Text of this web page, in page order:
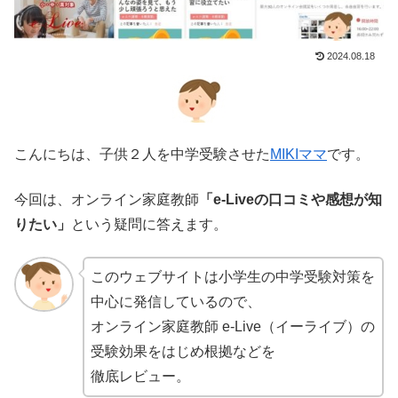
2024.08.18
こんにちは、子供２人を中学受験させた MIKIママです。
今回は、オンライン家庭教師 「e-Liveの口コミや感想が知
りたい」
という疑問に答えます。
このウェブサイトは小学生の中学受験対策を
中心に発信しているので、
オンライン家庭教師 e-Live（イーライブ）の
受験効果をはじめ根拠などを
徹底レビュー。